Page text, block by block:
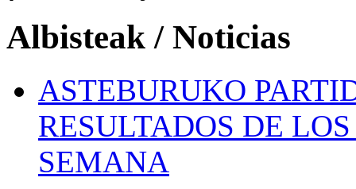
Albisteak / Noticias
ASTEBURUKO
RESULTADOS DE
SEMANA